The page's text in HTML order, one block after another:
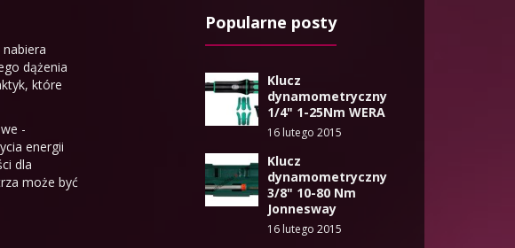
dążenia
które
-
energii
dla
może być
Popularne posty
Klucz
dynamometryczny
1/4" 1-25Nm WERA
16 lutego 2015
Klucz
dynamometryczny
3/8" 10-80 Nm
Jonnesway
16 lutego 2015